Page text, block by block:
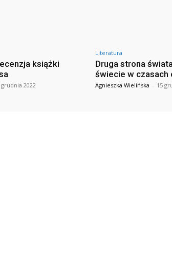
książki
grudnia 2022
Literatura
Druga strona
świecie w czasach
Agnieszka Wielińska - 15